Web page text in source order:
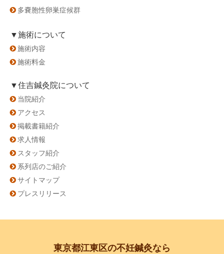
多嚢胞性卵巣症候群
▼施術について
施術内容
施術料金
▼住吉鍼灸院について
当院紹介
アクセス
掲載書籍紹介
求人情報
スタッフ紹介
系列店のご紹介
サイトマップ
プレスリリース
東京都江東区の不妊鍼灸なら